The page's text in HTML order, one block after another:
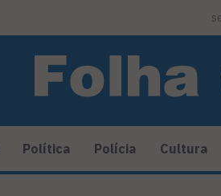
Política Polícia Cultura